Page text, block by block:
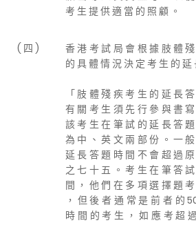
考 生 提 供 適 當 的 照 顧 。
( 四 )
香 港 考 試 局 會 根 據 肢 體
的 具 體 情 況 決 定 考 生 的 延
「 肢 體 殘 疾 考 生 的 延 長
有 關 考 生 須 先 行 參 與 書
該 考 生 在 筆 試 的 延 長 答
為 中 、 英 文 兩 部 份 。 一
延 長 答 題 時 間 不 會 超 過
之 七 十 五 。 考 生 在 筆 答
間 ， 他 們 在 多 項 選 擇 題
， 但 後 者 通 常 是 前 者 的
時 間 的 考 生 ， 如 應 考 超